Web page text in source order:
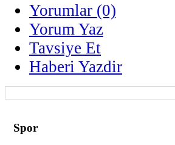
Yorumlar (0)
Yorum Yaz
Tavsiye Et
Haberi Yazdir
Spor